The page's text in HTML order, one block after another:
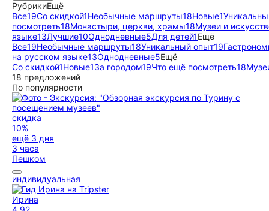
РубрикиЕщё
Все19Со скидкой1Необычные маршруты18Новые1
посмотреть18Монастыри, церкви, храмы18Музеи и
языке13Лучшие10Однодневные5Для детей1Ещё
Все19Необычные маршруты18Уникальный опыт19
на русском языке13Однодневные5Ещё
Со скидкой1Новые1За городом19Что ещё посмотреть18
18 предложений
По популярности
скидка
10%
ещё 3 дня
3 часа
Пешком
индивидуальная
Ирина